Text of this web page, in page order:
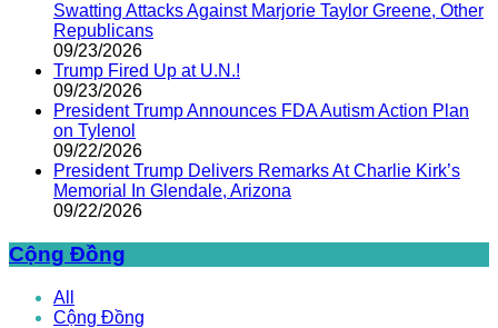
Swatting Attacks Against Marjorie Taylor Greene, Other
Republicans
09/23/2026
Trump Fired Up at U.N.!
09/23/2026
President Trump Announces FDA Autism Action Plan
on Tylenol
09/22/2026
President Trump Delivers Remarks At Charlie Kirk’s
Memorial In Glendale, Arizona
09/22/2026
Cộng Đồng
All
Cộng Đồng